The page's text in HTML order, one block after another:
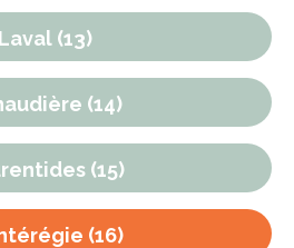
Laval (13)
(14)
(15)
(16)